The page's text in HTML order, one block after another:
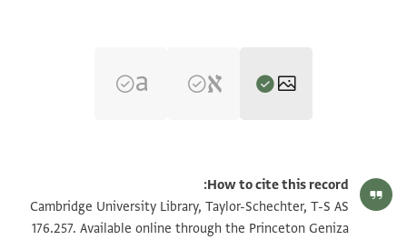
T-S AS 176.257 1v تكبير و تدوير
How to cite this record:
Cambridge University Library, Taylor-Schechter, T-S AS
176.257. Available online through the Princeton Geniza